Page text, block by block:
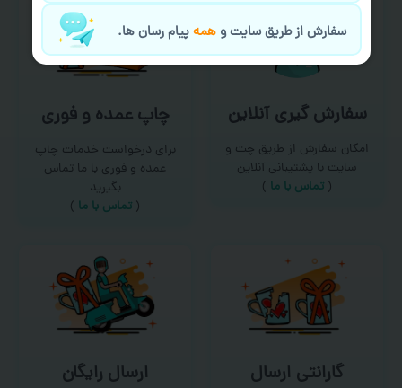
سفارش گیری آنلاین
امکان سفارش از طریق چت و
سایت با پشتیبانی آنلاین
( تماس با ما‌ )
چاپ عمده و فوری
برای درخواست خدمات چاپ
عمده و فوری با ما تماس
بگیرید
( تماس با ما )
گارانتی ارسال ارسال رایگان
سفارش از طریق سایت وهمهپیام رسان ها.